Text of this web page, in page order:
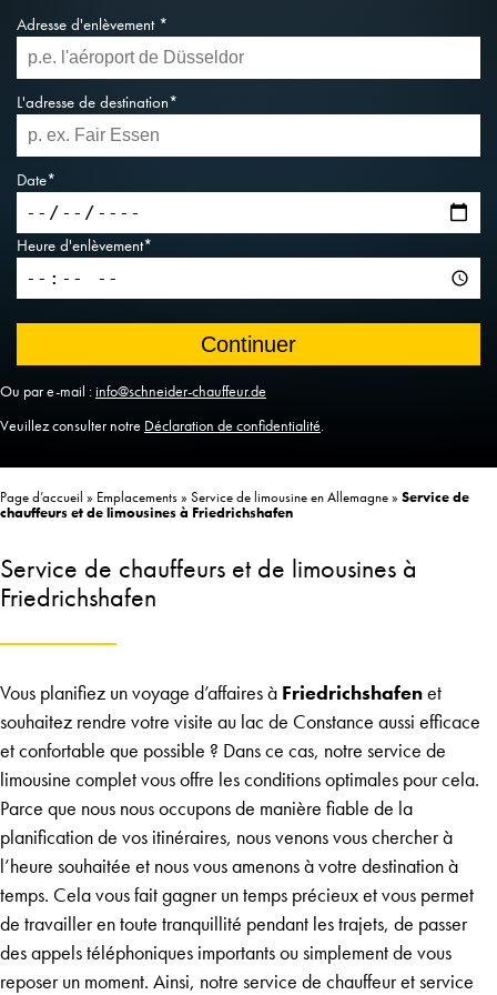
Adresse d'enlèvement *
L'adresse de destination*
Date*
Heure d'enlèvement*
Ou par e-mail :info@schneider-chauffeur.de
Veuillez consulter notre Déclaration de confidentialité.
Page d’accueil » Emplacements» Service de limousine en Allemagne» Service de
chauffeurs et de limousines à Friedrichshafen
Service de chauffeurs et de limousines à
Friedrichshafen
Vous planifiez un voyage d’affaires à Friedrichshafenet
souhaitez rendre votre visite au lac de Constance aussi efficace
et confortable que possible ? Dans ce cas, notre service de
limousine complet vous offre les conditions optimales pour cela.
Parce que nous nous occupons de manière fiable de la
planification de vos itinéraires, nous venons vous chercher à
l’heure souhaitée et nous vous amenons à votre destination à
temps. Cela vous fait gagner un temps précieux et vous permet
de travailler en toute tranquillité pendant les trajets, de passer
des appels téléphoniques importants ou simplement de vous
reposer un moment. Ainsi, notre service de chauffeuretservice